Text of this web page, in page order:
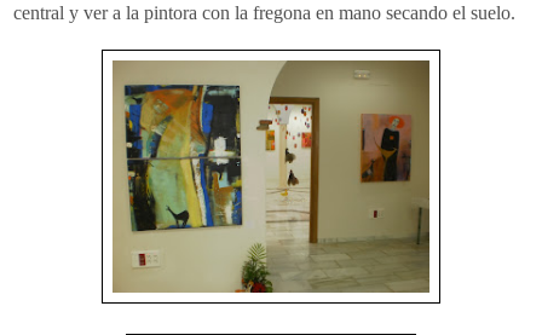
central y ver a la pintora con la fregona en mano secando el suelo.